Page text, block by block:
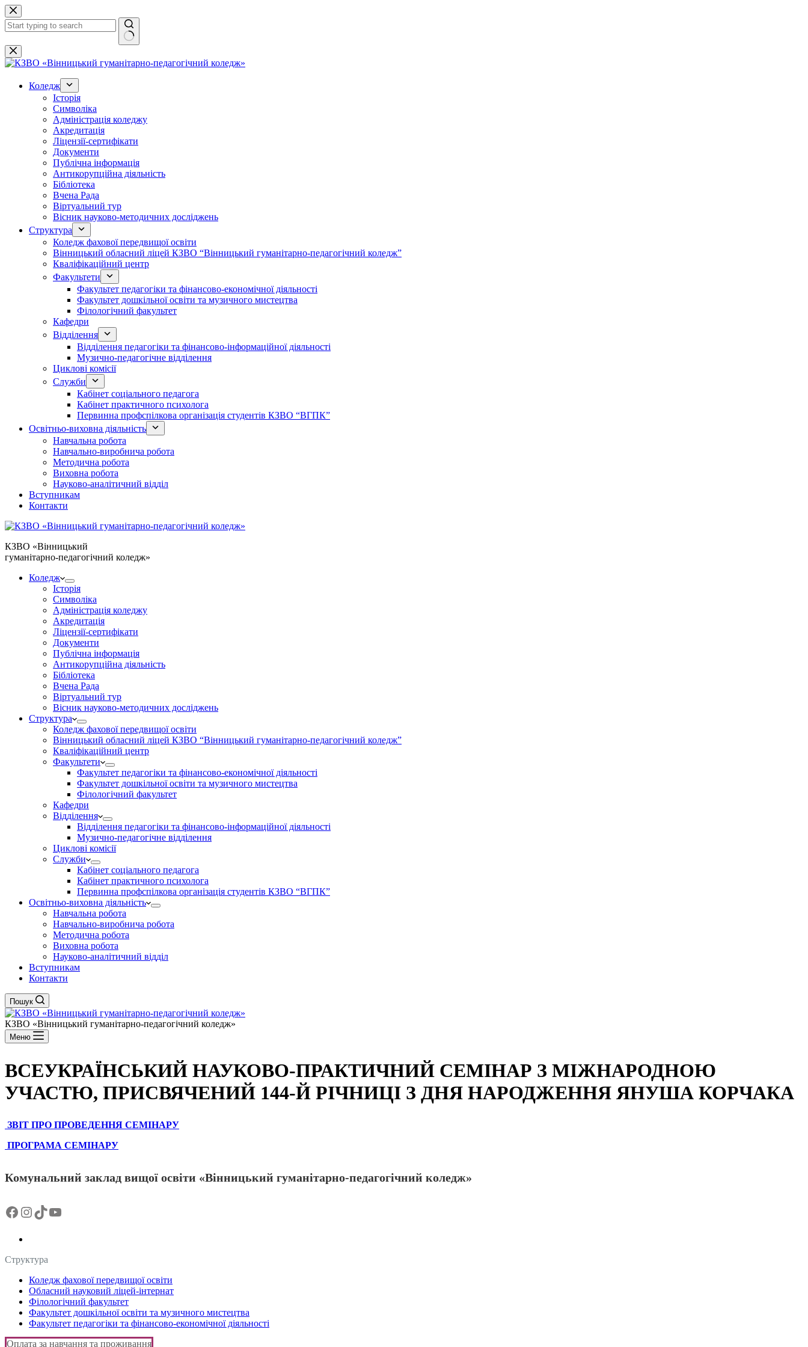
Перейти
до
вмісту
Немає
результатів
Коледж
Історія
Символіка
Адміністрація коледжу
Акредитація
Ліцензії-сертифікати
Документи
Публічна інформація
Антикорупційна діяльність
Бібліотека
Вчена Рада
Віртуальний тур
Вісник науково-методичних досліджень
Структура
Коледж фахової передвищої освіти
Вінницький обласний ліцей КЗВО “Вінницький гуманітарно-педагогічний коледж”
Кваліфікаційний центр
Факультети
Факультет педагогіки та фінансово-економічної діяльності
Факультет дошкільної освіти та музичного мистецтва
Філологічний факультет
Кафедри
Відділення
Відділення педагогіки та фінансово-інформаційної діяльності
Музично-педагогічне відділення
Циклові комісії
Служби
Кабінет соціального педагога
Кабінет практичного психолога
Первинна профспілкова організація студентів КЗВО “ВГПК”
Освітньо-виховна діяльність
Навчальна робота
Навчально-виробнича робота
Методична робота
Виховна робота
Науково-аналітичний відділ
Вступникам
Контакти
КЗВО «Вінницький
гуманітарно-педагогічний коледж»
Коледж
Історія
Символіка
Адміністрація коледжу
Акредитація
Ліцензії-сертифікати
Документи
Публічна інформація
Антикорупційна діяльність
Бібліотека
Вчена Рада
Віртуальний тур
Вісник науково-методичних досліджень
Структура
Коледж фахової передвищої освіти
Вінницький обласний ліцей КЗВО “Вінницький гуманітарно-педагогічний коледж”
Кваліфікаційний центр
Факультети
Факультет педагогіки та фінансово-економічної діяльності
Факультет дошкільної освіти та музичного мистецтва
Філологічний факультет
Кафедри
Відділення
Відділення педагогіки та фінансово-інформаційної діяльності
Музично-педагогічне відділення
Циклові комісії
Служби
Кабінет соціального педагога
Кабінет практичного психолога
Первинна профспілкова організація студентів КЗВО “ВГПК”
Освітньо-виховна діяльність
Навчальна робота
Навчально-виробнича робота
Методична робота
Виховна робота
Науково-аналітичний відділ
Вступникам
Контакти
Пошук
КЗВО «Вінницький гуманітарно-педагогічний коледж»
Меню
ВСЕУКРАЇНСЬКИЙ НАУКОВО-ПРАКТИЧНИЙ СЕМІНАР З МІЖНАРОДНОЮ
УЧАСТЮ, ПРИСВЯЧЕНИЙ 144-Й РІЧНИЦІ З ДНЯ НАРОДЖЕННЯ ЯНУША КОРЧАКА
ЗВІТ ПРО ПРОВЕДЕННЯ СЕМІНАРУ
ПРОГРАМА СЕМІНАРУ
Комунальний заклад вищої освіти «Вінницький гуманітарно-педагогічний коледж»
Facebook
Instagram
TikTok
YouTube
Структура
Коледж фахової передвищої освіти
Обласний науковий ліцей-інтернат
Філологічний факультет
Факультет дошкільної освіти та музичного мистецтва
Факультет педагогіки та фінансово-економічної діяльності
Оплата за навчання та проживання